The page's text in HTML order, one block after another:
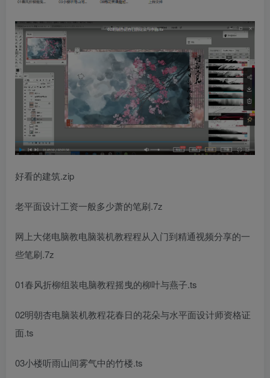
好看的建筑.zip
老平面设计工资一般多少萧的笔刷.7z
网上大佬电脑教电脑装机教程程从入门到精通视频分享的一
些笔刷.7z
01春风折柳组装电脑教程摇曳的柳叶与燕子.ts
02明朝杏电脑装机教程花春日的花朵与水平面设计师资格证
面.ts
03小楼听雨山间雾气中的竹楼.ts